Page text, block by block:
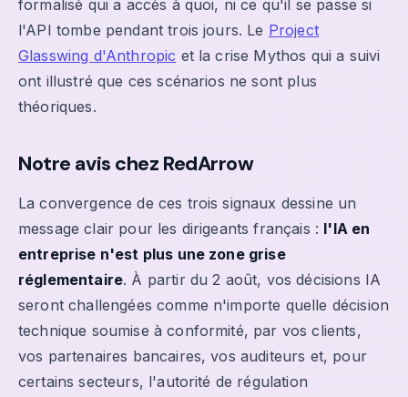
formalisé qui a accès à quoi, ni ce qu'il se passe si
l'API tombe pendant trois jours. Le Project
Glasswing d'Anthropic et la crise Mythos qui a suivi
ont illustré que ces scénarios ne sont plus
théoriques.
Notre avis chez RedArrow
La convergence de ces trois signaux dessine un
message clair pour les dirigeants français : l'IA en
entreprise n'est plus une zone grise
réglementaire. À partir du 2 août, vos décisions IA
seront challengées comme n'importe quelle décision
technique soumise à conformité, par vos clients,
vos partenaires bancaires, vos auditeurs et, pour
certains secteurs, l'autorité de régulation